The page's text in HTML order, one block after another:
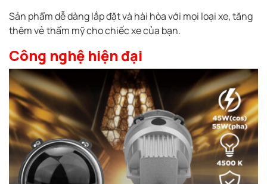
Sản phẩm dễ dàng lắp đặt và hài hòa với mọi loại xe, tăng
thêm vẻ thẩm mỹ cho chiếc xe của bạn.
Công nghệ hiện đại